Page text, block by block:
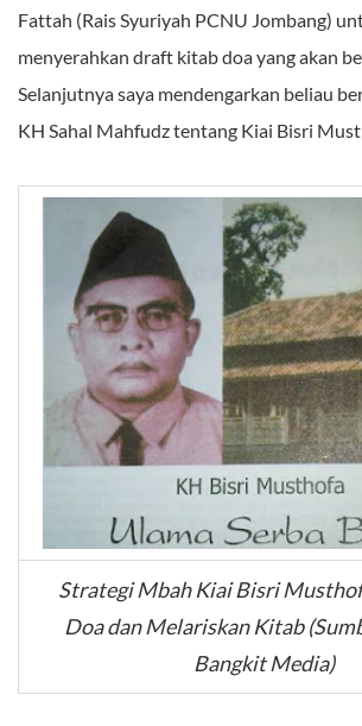
Fattah (Rais Syuriyah PCNU Jombang)
menyerahkan draft kitab doa yang akan
Selanjutnya saya mendengarkan beliau
KH Sahal Mahfudz tentang Kiai Bisri
Strategi Mbah Kiai Bisri
Doa dan Melariskan Kitab
Bangkit Media)